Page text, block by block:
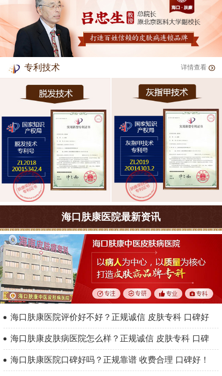
专利技术 详情查看
海口肤康医院最新资讯
海口肤康医院评价好不好？正规诚信 皮肤专科 口碑好
海口肤康皮肤病医院怎么样？正规诚信 皮肤专科 口碑
海口肤康医院口碑好吗？正规靠谱 收费合理 口碑好！